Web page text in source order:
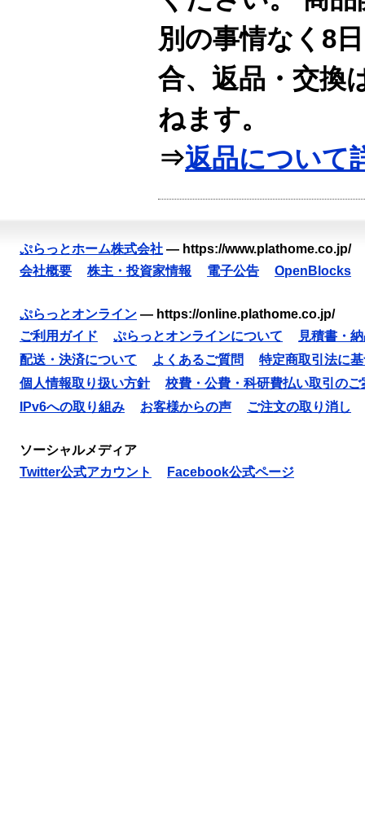
別の事情なく8
合、返品・交換
ねます。
⇒返品について
ぷらっとホーム株式会社 — https://www.plathome.co.jp/
会社概要
株主・投資家情報 電子公告 OpenBlocks
ぷらっとオンライン — https://online.plathome.co.jp/
ご利用ガイド
ぷらっとオンラインについて
見積書・
配送・決済について
よくあるご質問
特定商取引法に
個人情報取り扱い方針
校費・公費・科研費払い取引のご
IPv6への取り組み
お客様からの声 ご注文の取り消し
ソーシャルメディア
Twitter公式アカウント
Facebook公式ページ